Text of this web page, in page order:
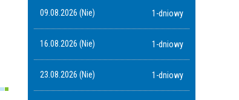
09.08.2026 (Nie) 1-dniowy
16.08.2026 (Nie) 1-dniowy
23.08.2026 (Nie) 1-dniowy